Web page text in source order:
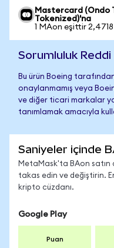
Mastercard (Ondo
Tokenized)'na
1 MAon eşittir
Sorumluluk Reddi
Bu ürün Boeing
onaylanmamış veya
ve diğer ticari markalar
tanımlamak amacıyla
Saniyeler içinde
MetaMask'ta BAon satın
takas edin ve değiştirin.
kripto cüzdanı.
Google Play
Puan